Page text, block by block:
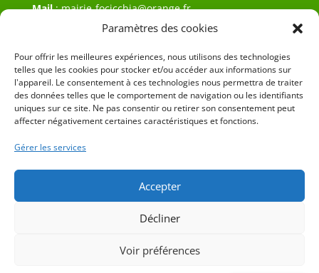
Paramètres des cookies
Pour offrir les meilleures expériences, nous utilisons des technologies
telles que les cookies pour stocker et/ou accéder aux informations sur
l'appareil. Le consentement à ces technologies nous permettra de traiter
des données telles que le comportement de navigation ou les identifiants
uniques sur ce site. Ne pas consentir ou retirer son consentement peut
affecter négativement certaines caractéristiques et fonctions.
Gérer les services
Accepter
Décliner
Voir préférences
Mail:mairie-focicchia@orange.fr
Hôtel de ville de Focicchia
20212 Focicchia